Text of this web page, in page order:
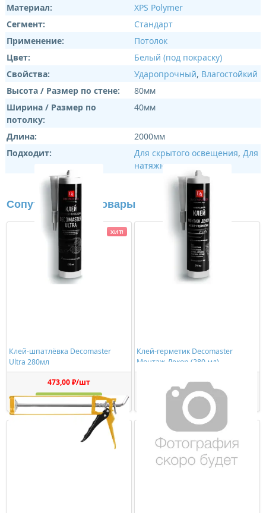
Материал:
XPS Polymer
Сегмент:
Стандарт
Применение:
Потолок
Цвет:
Белый (под покраску)
Свойства:
Ударопрочный, Влагостойкий
Высота / Размер по стене:
80мм
Ширина / Размер по
потолку:
40мм
Длина:
2000мм
Подходит:
Для скрытого освещения, Для
натяжных потолков
Сопутствующие товары
Клей-шпатлёвка Decomaster
Ultra 280мл
473,00 ₽/шт
Купить
ХИТ!
Клей-герметик Decomaster
Монтаж-Декор (280 мл)
1150,00 ₽/шт
Купить